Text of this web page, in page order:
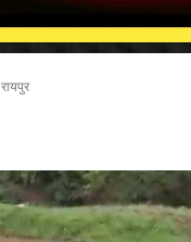
रायपुर